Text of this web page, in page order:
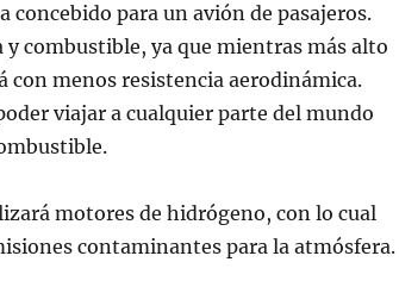
concebido para un avión de pasajeros.
combustible, ya que mientras más alto
con menos resistencia aerodinámica.
viajar a cualquier parte del mundo
motores de hidrógeno, con lo cual
contaminantes para la atmósfera.